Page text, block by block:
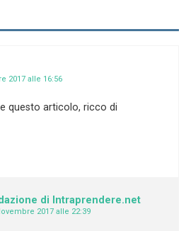
2017 alle 16:56
questo articolo, ricco di
di Intraprendere.net
2017 alle 22:39